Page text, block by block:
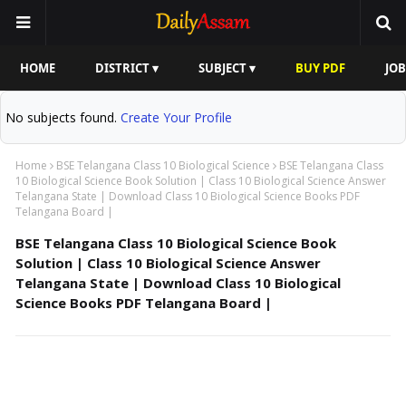
HOME DISTRICT ▾ SUBJECT ▾ BUY PDF
No subjects found. Create Your Profile
Home BSE Telangana Class 10 Biological Science
BSE Telangana Class
10 Biological Science Book Solution | Class 10 Biological Science Answer
Telangana State | Download Class 10 Biological Science Books PDF
Telangana Board |
BSE Telangana Class 10 Biological Science Book
Solution | Class 10 Biological Science Answer
Telangana State | Download Class 10 Biological
Science Books PDF Telangana Board |